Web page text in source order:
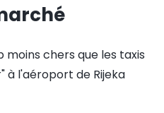
moins chers que les taxis
à l'aéroport de Rijeka